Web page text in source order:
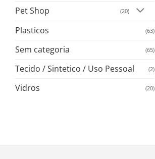
Pet Shop (20)
Plasticos (63)
Sem categoria (65)
Tecido / Sintetico / Uso Pessoal (2)
Vidros (20)